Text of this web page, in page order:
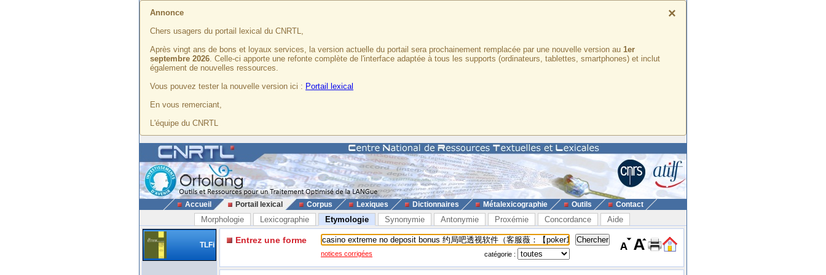
×
Annonce
Chers usagers du portail lexical du CNRTL,
Après vingt ans de bons et loyaux services, la version actuelle du portail sera prochainement remplacée par une nouvelle version au 1er
septembre 2026. Celle-ci apporte une refonte complète de l'interface adaptée à tous les supports (ordinateurs, tablettes, smartphones) et inclut
également de nouvelles ressources.
Vous pouvez tester la nouvelle version ici : Portail lexical
En vous remerciant,
L'équipe du CNRTL
Accueil Portail lexical Corpus Lexiques Dictionnaires Métalexicographie Outils Contact
Morphologie Lexicographie Etymologie Synonymie Antonymie Proxémie Concordance Aide
TLFi Entrez une forme
notices corrigées catégorie :